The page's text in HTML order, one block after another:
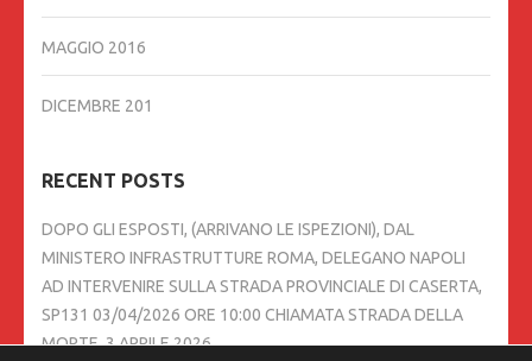
MAGGIO 2016
DICEMBRE 201
RECENT POSTS
DOPO GLI ESPOSTI, (ARRIVANO LE ISPEZIONI), DAL
MINISTERO INFRASTRUTTURE ROMA, DELEGANO NAPOLI
AD INTERVENIRE SULLA STRADA PROVINCIALE DI CASERTA,
SP131 03/04/2026 ORE 10:00 CHIAMATA STRADA DELLA
MORTE.3 APRILE 2026